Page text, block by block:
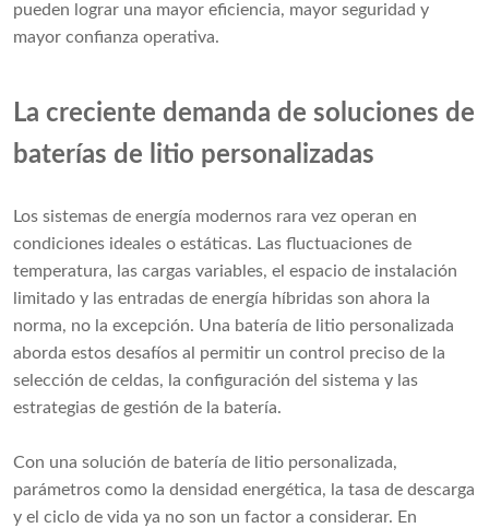
pueden lograr una mayor eficiencia, mayor seguridad y
mayor confianza operativa.
La creciente demanda de soluciones de
baterías de litio personalizadas
Los sistemas de energía modernos rara vez operan en
condiciones ideales o estáticas. Las fluctuaciones de
temperatura, las cargas variables, el espacio de instalación
limitado y las entradas de energía híbridas son ahora la
norma, no la excepción. Una batería de litio personalizada
aborda estos desafíos al permitir un control preciso de la
selección de celdas, la configuración del sistema y las
estrategias de gestión de la batería.
Con una solución de batería de litio personalizada,
parámetros como la densidad energética, la tasa de descarga
y el ciclo de vida ya no son un factor a considerar. En